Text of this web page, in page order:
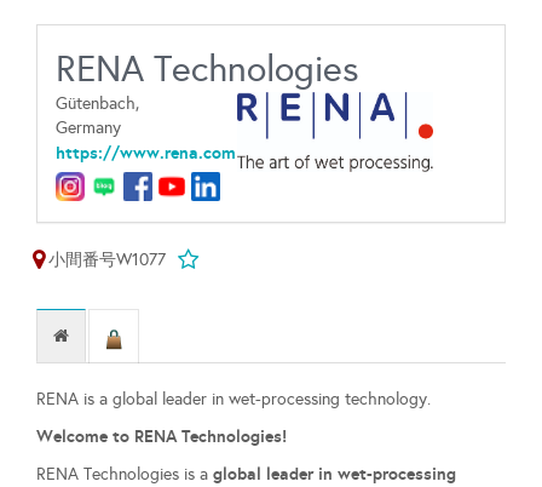
RENA Technologies
Gütenbach,
Germany
https://www.rena.com
小間番号W1077
RENA is a global leader in wet-processing technology.
Welcome to RENA Technologies!
RENA Technologies is a global leader in wet-processing